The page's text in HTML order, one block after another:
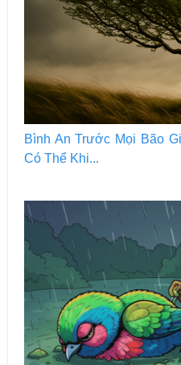
Bình An Trước Mọi Bão
Có Thể Khi...